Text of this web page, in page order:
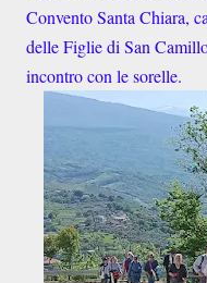
Convento Santa Chiara,
delle Figlie di San
incontro con le sorelle.